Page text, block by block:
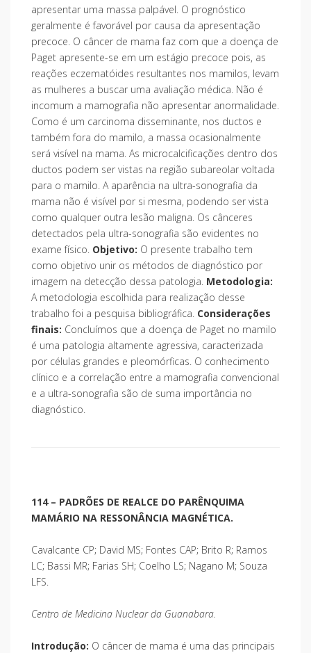
apresentar uma massa palpável. O prognóstico
geralmente é favorável por causa da apresentação
precoce. O câncer de mama faz com que a doença de
Paget apresente-se em um estágio precoce pois, as
reações eczematóides resultantes nos mamilos, levam
as mulheres a buscar uma avaliação médica. Não é
incomum a mamografia não apresentar anormalidade.
Como é um carcinoma disseminante, nos ductos e
também fora do mamilo, a massa ocasionalmente
será visível na mama. As microcalcificações dentro dos
ductos podem ser vistas na região subareolar voltada
para o mamilo. A aparência na ultra-sonografia da
mama não é visível por si mesma, podendo ser vista
como qualquer outra lesão maligna. Os cânceres
detectados pela ultra-sonografia são evidentes no
exame físico. Objetivo: O presente trabalho tem
como objetivo unir os métodos de diagnóstico por
imagem na detecção dessa patologia. Metodologia:
A metodologia escolhida para realização desse
trabalho foi a pesquisa bibliográfica. Considerações
finais: Concluímos que a doença de Paget no mamilo
é uma patologia altamente agressiva, caracterizada
por células grandes e pleomórficas. O conhecimento
clínico e a correlação entre a mamografia convencional
e a ultra-sonografia são de suma importância no
diagnóstico.
114 – PADRÕES DE REALCE DO PARÊNQUIMA
MAMÁRIO NA RESSONÂNCIA MAGNÉTICA.
Cavalcante CP; David MS; Fontes CAP; Brito R; Ramos
LC; Bassi MR; Farias SH; Coelho LS; Nagano M; Souza
LFS.
Centro de Medicina Nuclear da Guanabara.
Introdução: O câncer de mama é uma das principais